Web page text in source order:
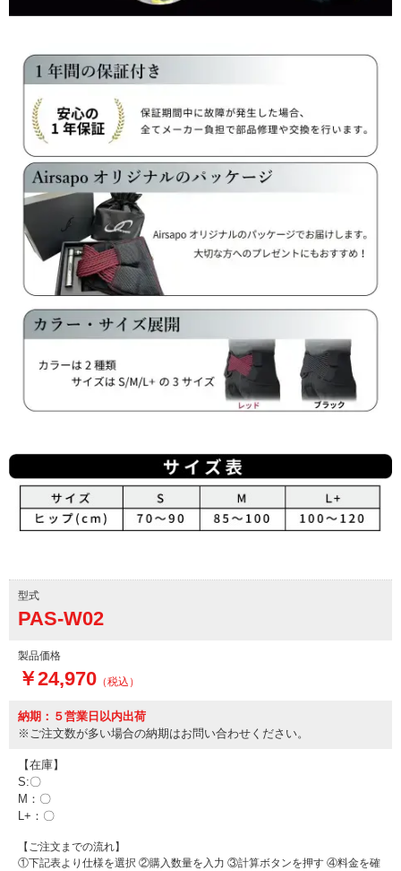
型式
PAS-W02
製品価格
￥24,970 （税込）
納期：５営業日以内出荷
※ご注文数が多い場合の納期はお問い合わせください。
【在庫】
S:〇
M：〇
L+：〇
【ご注文までの流れ】
①下記表より仕様を選択 ②購入数量を入力 ③計算ボタンを押す ④料金を確